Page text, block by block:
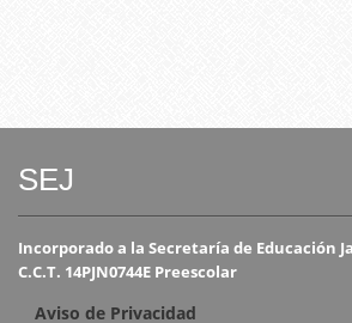
SEJ
Incorporado a la Secretaría de Educación
C.C.T. 14PJN0744E Preescolar
Aviso de Privacidad